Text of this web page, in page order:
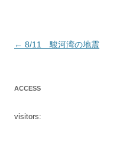
投
← 8/11 駿河湾の地震
ACCESS
visitors: